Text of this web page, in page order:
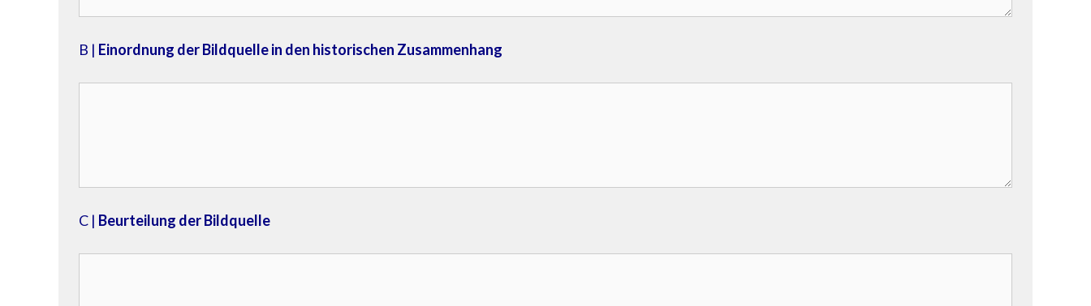
B | Einordnung der Bildquelle in den historischen Zusammenhang
C | Beurteilung der Bildquelle